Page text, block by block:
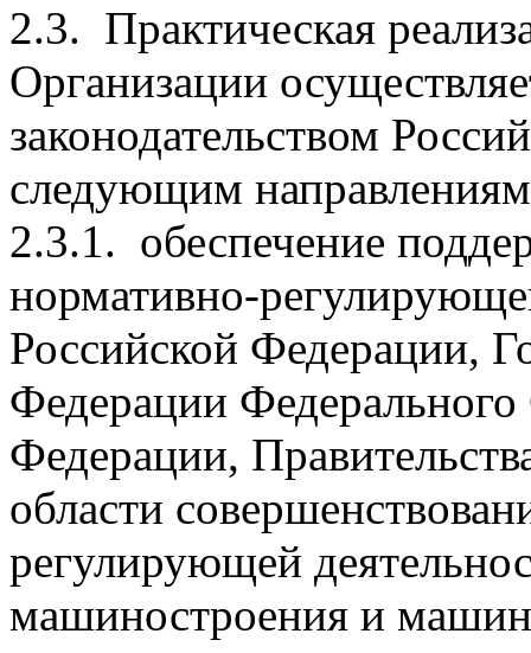
2.3. Практическая
Организации
законодательством
следующим
2.3.1. обеспечение
нормативно-
Российской Федерации,
Федерации
Федерации,
области
регулирующей
машиностроения и